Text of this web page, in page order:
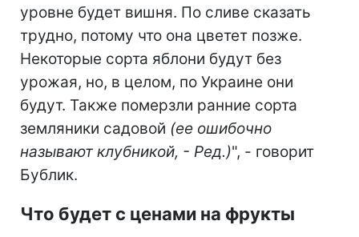
уровне будет вишня. По сливе сказать
трудно, потому что она цветет позже.
Некоторые сорта яблони будут без
урожая, но, в целом, по Украине они
будут. Также померзли ранние сорта
земляники садовой (ее ошибочно
называют клубникой, - Ред.)", - говорит
Бублик.
Что будет с ценами на фрукты